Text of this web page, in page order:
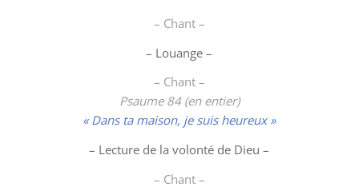
– Chant –
– Louange –
– Chant –
Psaume 84 (en entier)
« Dans ta maison, je suis heureux »
– Lecture de la volonté de Dieu –
– Chant –